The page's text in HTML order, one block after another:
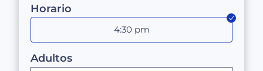
Horario
4:30 pm
Adultos